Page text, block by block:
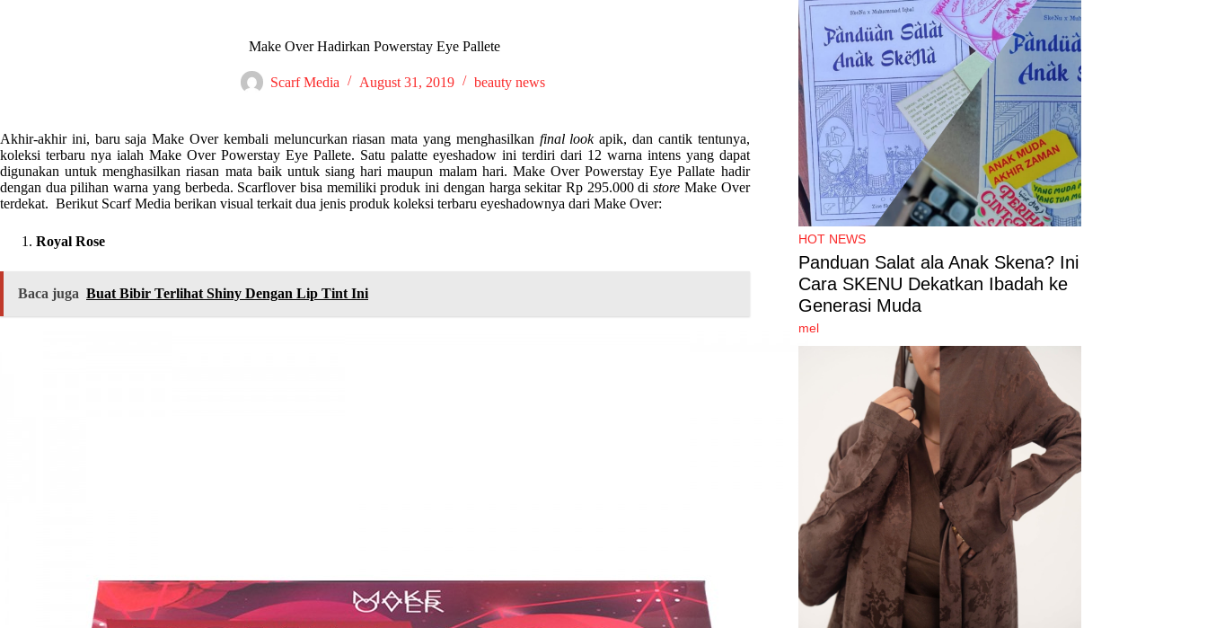
Make Over Hadirkan Powerstay Eye Pallete
Scarf Media August 31, 2019 beauty news
Akhir-akhir ini, baru saja Make Over kembali meluncurkan riasan mata yang menghasilkan final lookapik, dan cantik tentunya,
koleksi terbaru nya ialah Make Over Powerstay Eye Pallete. Satu palatte eyeshadow ini terdiri dari 12 warna intens yang dapat
digunakan untuk menghasilkan riasan mata baik untuk siang hari maupun malam hari. Make Over Powerstay Eye Pallate hadir
dengan dua pilihan warna yang berbeda. Scarflover bisa memiliki produk ini dengan harga sekitar Rp 295.000 distore Make Over
terdekat. Berikut Scarf Media berikan visual terkait dua jenis produk koleksi terbaru eyeshadownya dari Make Over:
Royal Rose
Baca juga Buat Bibir Terlihat Shiny Dengan Lip Tint Ini
HOT NEWS
Panduan Salat ala Anak Skena? Ini
Cara SKENU Dekatkan Ibadah ke
Generasi Muda
mel